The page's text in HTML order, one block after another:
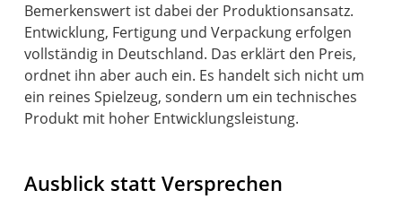
Bemerkenswert ist dabei der Produktionsansatz.
Entwicklung, Fertigung und Verpackung erfolgen
vollständig in Deutschland. Das erklärt den Preis,
ordnet ihn aber auch ein. Es handelt sich nicht um
ein reines Spielzeug, sondern um ein technisches
Produkt mit hoher Entwicklungsleistung.
Ausblick statt Versprechen